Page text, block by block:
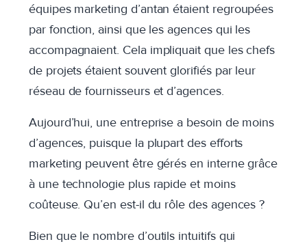
équipes marketing d’antan étaient regroupées
par fonction, ainsi que les agences qui les
accompagnaient. Cela impliquait que les chefs
de projets étaient souvent glorifiés par leur
réseau de fournisseurs et d’agences.
Aujourd’hui, une entreprise a besoin de moins
d’agences, puisque la plupart des efforts
marketing peuvent être gérés en interne grâce
à une technologie plus rapide et moins
coûteuse. Qu’en est-il du rôle des agences ?
Bien que le nombre d’outils intuitifs qui